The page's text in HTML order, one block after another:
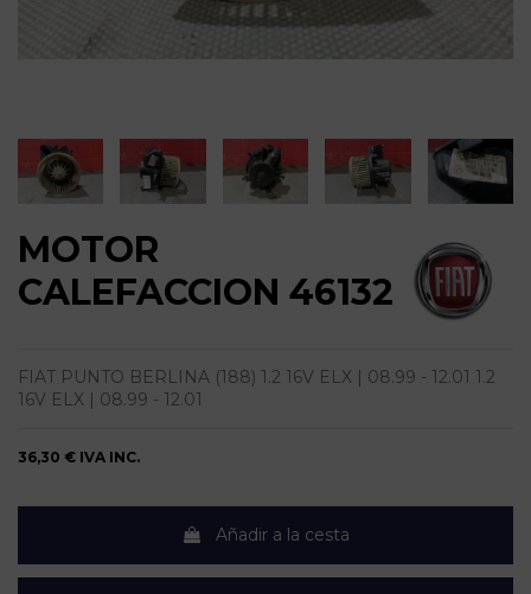
MOTOR
CALEFACCION 46132
FIAT PUNTO BERLINA (188) 1.2 16V ELX | 08.99 - 12.01 1.2
16V ELX | 08.99 - 12.01
36,30 € IVA INC.
Añadir a la cesta